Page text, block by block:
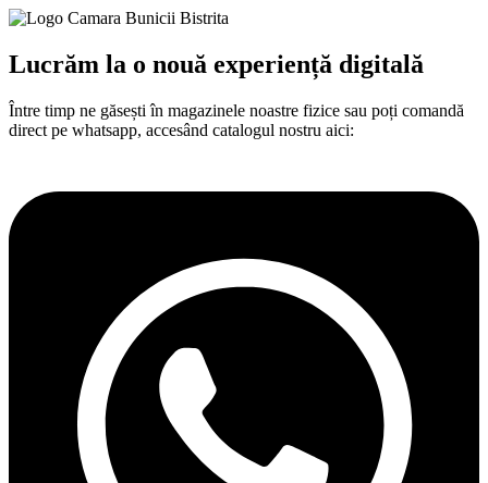
Lucrăm la o nouă experiență digitală​
Între timp ne găsești în magazinele noastre fizice sau poți comandă
direct pe whatsapp, accesând catalogul nostru aici: